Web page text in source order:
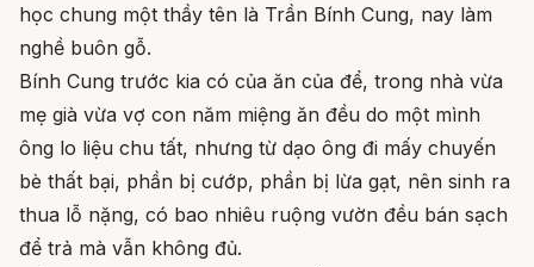
học chung một thầy tên là Trần Bính Cung, nay làm
nghề buôn gỗ.
Bính Cung trước kia có của ăn của để, trong nhà vừa
mẹ già vừa vợ con năm miệng ăn đều do một mình
ông lo liệu chu tất, nhưng từ dạo ông đi mấy chuyến
bè thất bại, phần bị cướp, phần bị lừa gạt, nên sinh ra
thua lỗ nặng, có bao nhiêu ruộng vườn đều bán sạch
để trả mà vẫn không đủ.